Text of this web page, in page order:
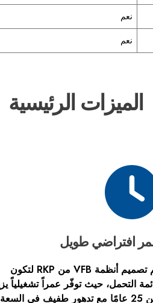
نعم
نعم
الميزات الرئيسية
افتراضي طويل
تم تصميم أنظمة VFB من RKP لتكون
التحمل، حيث توفّر عمراً تشغيلياً
في السعة.